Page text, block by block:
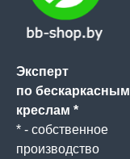
Эксперт
по бескаркасным
креслам *
* - собственное
производство